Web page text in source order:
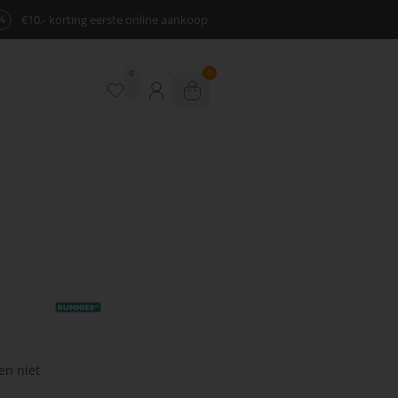
€10,- korting eerste online aankoop
0 0
niet